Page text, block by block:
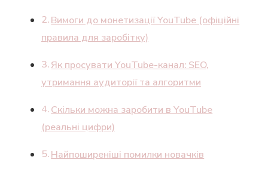
Вимоги до монетизації YouTube (офіційні
правила для заробітку)
Як просувати YouTube-канал: SEO,
утримання аудиторії та алгоритми
Скільки можна заробити в YouTube
(реальні цифри)
Найпоширеніші помилки новачків